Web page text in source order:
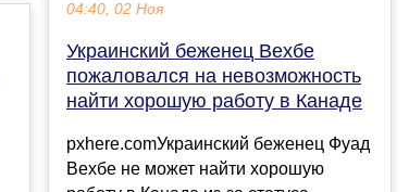
04:40, 02 Ноя
Украинский беженец Вехбе
пожаловался на невозможность
найти хорошую работу в Канаде
pxhere.comУкраинский беженец Фуад
Вехбе не может найти хорошую